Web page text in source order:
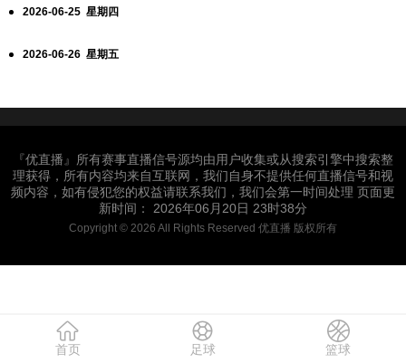
2026-06-25 星期四
2026-06-26 星期五
『优直播』所有赛事直播信号源均由用户收集或从搜索引擎中搜索整
理获得，所有内容均来自互联网，我们自身不提供任何直播信号和视
频内容，如有侵犯您的权益请联系我们，我们会第一时间处理 页面更
新时间： 2026年06月20日 23时38分
Copyright © 2026 All Rights Reserved 优直播 版权所有
首页 足球 篮球